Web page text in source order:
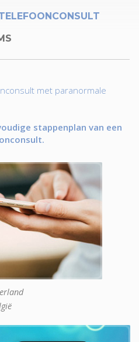
met paranormale
stappenplan van een